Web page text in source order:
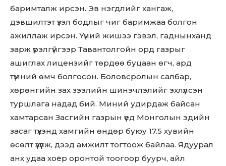
баримталж ирсэн. Эв нэгдлийг хангаж,
дэвшилтэт үзэл бодлыг чиг баримжаа болгон
ажиллаж ирсэн. Үүний жишээ гэвэл, гаднынханд
зарж үрэлгүйгээр Тавантолгойн орд газрыг
ашиглах лицензийг төрдөө буцаан өгч, ард
түмний өмч болгосон. Боловсролын салбар,
хөрөнгийн зах зээлийн шинэчлэлийг эхлүүлсэн
туршлага надад бий. Миний удирдаж байсан
хамтарсан Засгийн газрын үед Монголын эдийн
засаг түүхэнд хамгийн өндөр буюу 17.5 хувийн
өсөлт үзүүлж, дээд амжилт тогтоож байлаа. Ядуурал
анх удаа хоёр оронтой тоогоор буурч, айл